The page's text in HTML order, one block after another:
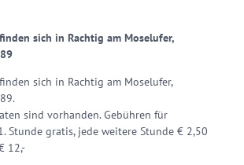
sich in Rachtig am Moselufer,
sich in Rachtig am Moselufer,
sind vorhanden. Gebühren für
Stunde gratis, jede weitere Stunde € 2,50
12,-